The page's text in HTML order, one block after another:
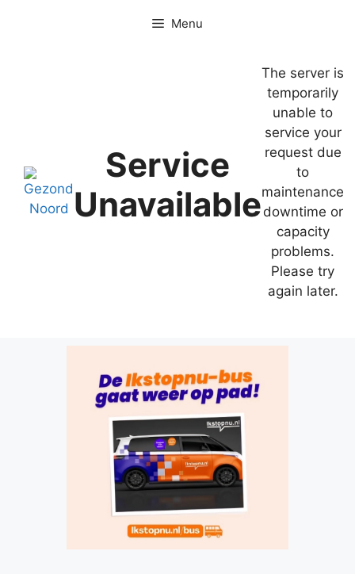
Menu
Service
Unavailable
The server is
temporarily
unable to
service your
request due
to
maintenance
downtime or
capacity
problems.
Please try
again later.